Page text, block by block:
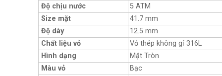
Độ chịu nước
5 ATM
Size mặt
41.7 mm
Độ dày
12.5 mm
Chất liệu vỏ
Vỏ thép không gỉ 316L
Hình dạng
Mặt Tròn
Màu vỏ
Bạc